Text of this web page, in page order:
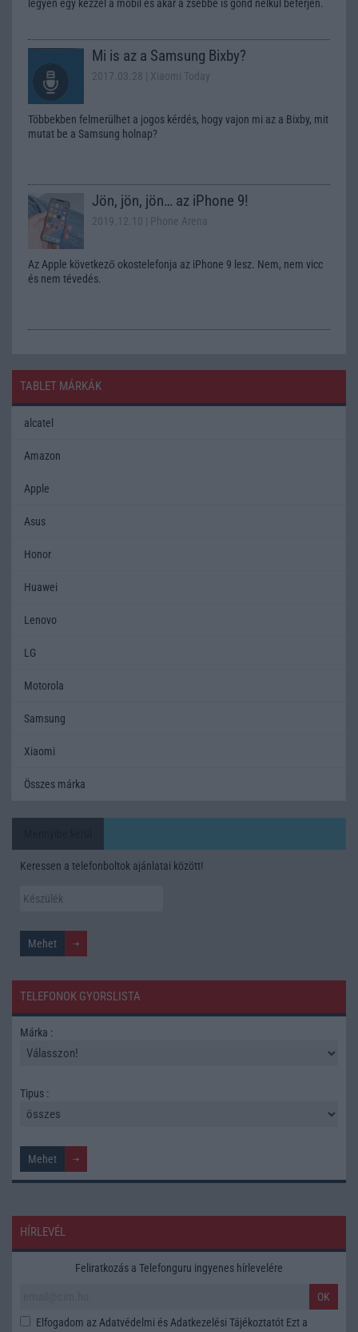
legyen egy kézzel a mobil és akár a zsebbe is gond nélkül beférjen.
Mi is az a Samsung Bixby?
2017.03.28 | Xiaomi Today
Többekben felmerülhet a jogos kérdés, hogy vajon mi az a Bixby, mit
mutat be a Samsung holnap?
Jön, jön, jön… az iPhone 9!
2019.12.10 | Phone Arena
Az Apple következő okostelefonja az iPhone 9 lesz. Nem, nem vicc
és nem tévedés.
TABLET MÁRKÁK
alcatel
Amazon
Apple
Asus
Honor
Huawei
Lenovo
LG
Motorola
Samsung
Xiaomi
Összes márka
Keressen a telefonboltok ajánlatai között!
TELEFONOK GYORSLISTA
Márka :
Tipus :
HÍRLEVÉL
Feliratkozás a Telefonguru ingyenes hírlevelére
OK
Elfogadom az Adatvédelmi és Adatkezelési Tájékoztatót Ezt a